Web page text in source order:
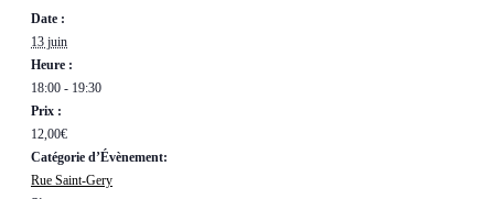
Date :
13 juin
Heure :
18:00 - 19:30
Prix :
12,00€
Catégorie d’Évènement:
Rue Saint-Gery